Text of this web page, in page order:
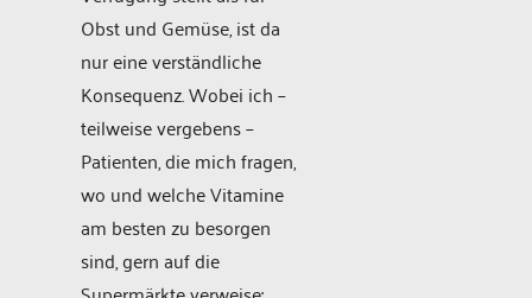
Obst und Gemüse, ist da
nur eine verständliche
Konsequenz. Wobei ich –
teilweise vergebens –
Patienten, die mich fragen,
wo und welche Vitamine
am besten zu besorgen
sind, gern auf die